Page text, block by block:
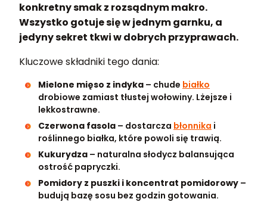
konkretny smak z rozsądnym makro.
Wszystko gotuje się w jednym garnku, a
jedyny sekret tkwi w dobrych przyprawach.
Kluczowe składniki tego dania:
Mielone mięso z indyka – chude białko
drobiowe zamiast tłustej wołowiny. Lżejsze i
lekkostrawne.
Czerwona fasola – dostarcza błonnika i
roślinnego białka, które powoli się trawią.
Kukurydza – naturalna słodycz balansująca
ostrość papryczki.
Pomidory z puszki i koncentrat pomidorowy –
budują bazę sosu bez godzin gotowania.